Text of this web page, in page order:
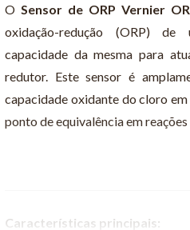
O Sensor de ORP Vernier
oxidação-redução (ORP)
capacidade da mesma para
redutor. Este sensor é
capacidade oxidante do cloro
ponto de equivalência em
Características principais: